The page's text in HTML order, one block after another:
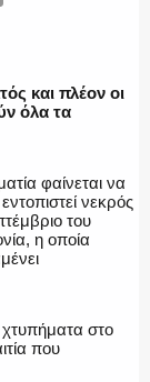
και πλέον οι
όλα τα
φαίνεται να
νεκρός
του
η οποία
χτυπήματα στο
που